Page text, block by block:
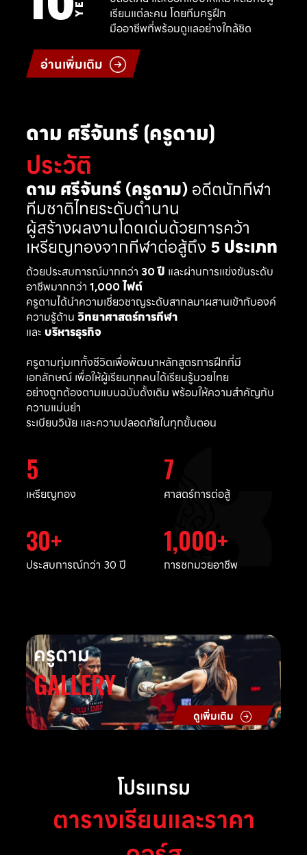
เรียนแต่ละคน โดยทีมครูฝึก
มืออาชีพที่พร้อมดูแลอย่างใกล้ชิด
อ่านเพิ่มเติม
ดาม ศรีจันทร์ (ครูดาม)
ประวัติ
ดาม ศรีจันทร์ (ครูดาม)อดีตนักกีฬา
ทีมชาติไทยระดับตำนาน
ผู้สร้างผลงานโดดเด่นด้วยการคว้า
เหรียญทองจากกีฬาต่อสู้ถึง 5 ประเภท
ด้วยประสบการณ์มากกว่า 30 ปี และผ่านการแข่งขันระดับ
อาชีพมากกว่า 1,000 ไฟต์
ครูดามได้นำความเชี่ยวชาญระดับสากลมาผสานเข้ากับองค์
ความรู้ด้าน วิทยาศาสตร์การกีฬา
และ บริหารธุรกิจ
ครูดามทุ่มเททั้งชีวิตเพื่อพัฒนาหลักสูตรการฝึกที่มี
เอกลักษณ์ เพื่อให้ผู้เรียนทุกคนได้เรียนรู้มวยไทย
อย่างถูกต้องตามแบบฉบับดั้งเดิม พร้อมให้ความสำคัญกับ
ความแม่นยำ
ระเบียบวินัย และความปลอดภัยในทุกขั้นตอน
5
เหรียญทอง
7
ศาสตร์การต่อสู้
30
ประสบการณ์กว่า 30 ปี
1,000
การชกมวยอาชีพ
ครูดาม
GALLERY
ดูเพิ่มเติม
โปรแกรม
ตารางเรียนและราคา